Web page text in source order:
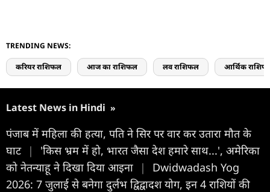
TRENDING NEWS:
करियर राशिफल आज का राशिफल लव राशिफल आर्थिक
Latest News in Hindi »
पंजाब में महिला की हत्या, पति ने सिर पर वार कर उतारा मौत के
घाट |
'किस भ्रम में हो, भारत जैसा देश हमारे साथ...', अमेरिका
को नेतन्याहू ने दिखा दिया आइना
|
Dwidwadash Yog
2026: 7 जुलाई से बनेगा दुर्लभ द्विद्वादश योग, इन 4 राशियों की